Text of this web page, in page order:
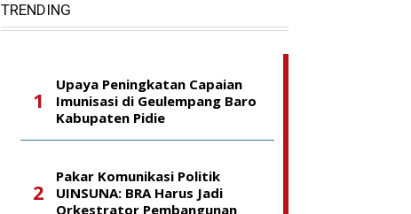
TRENDING
Upaya Peningkatan Capaian
Imunisasi di Geulempang Baro
Kabupaten Pidie
Pakar Komunikasi Politik
UINSUNA: BRA Harus Jadi
Orkestrator Pembangunan